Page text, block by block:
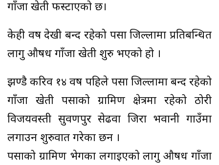
गाँजा खेती फस्टाएको छ।
केही वर्ष देखी बन्द रहेको पर्सा जिल्लामा प्रतिबन्धित
लागु औषध गाँजा खेती शुरु भएको हो ।
झण्डै करिव १४ वर्ष पहिले पर्सा जिल्लामा बन्द रहेको
गाँजा खेती पर्साको ग्रामिण क्षेत्रमा रहेको ठोरी
विजयवस्ती सुवर्णपुर सेढवा जिरा भवानी गाउँमा
लगाउन शुरुवात गरेका छन ।
पर्साको ग्रामिण भेगका लगाईएको लागु औषध गाँजा